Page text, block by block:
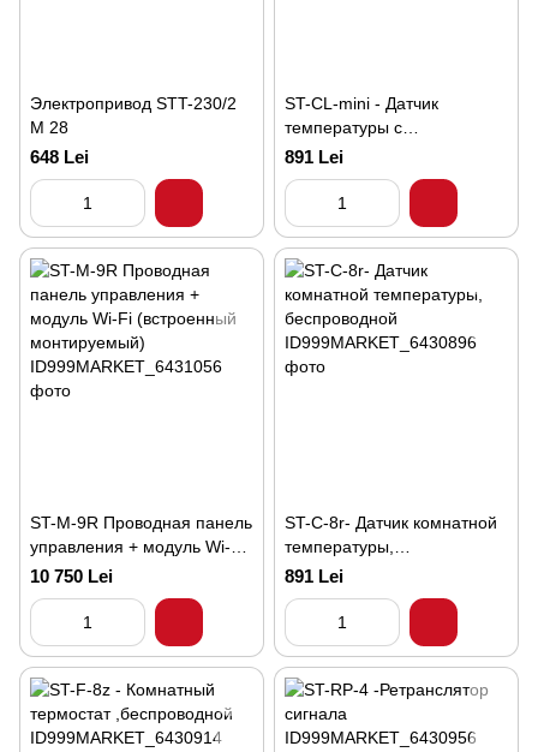
Электропривод STT-230/2
M 28
648 Lei
ST-CL-mini - Датчик
температуры с
герметичным корпусом
891 Lei
ST-M-9R Проводная панель
управления + модуль Wi-Fi
(встроенный монтируемый)
10 750 Lei
ST-C-8r- Датчик комнатной
температуры,
беспроводной
891 Lei